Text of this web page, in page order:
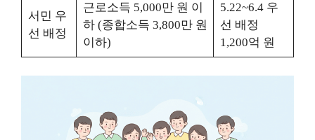
서민 우
선 배정
근로소득 5,000만 원 이
하 (종합소득 3,800만 원
이하)
5.22~6.4 우
선 배정
1,200억 원